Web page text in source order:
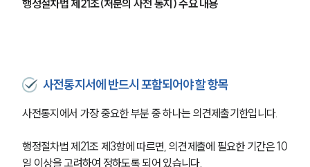
행정절차법 제21조(처분의 사전 통지) 주요 내용
사전통지서에 반드시 포함되어야 할 항목
사전통지에서 가장 중요한 부분 중 하나는 의견제출기한입니다.
행정절차법 제21조 제3항에 따르면, 의견제출에 필요한 기간은 10
일 이상을 고려하여 정하도록 되어 있습니다.